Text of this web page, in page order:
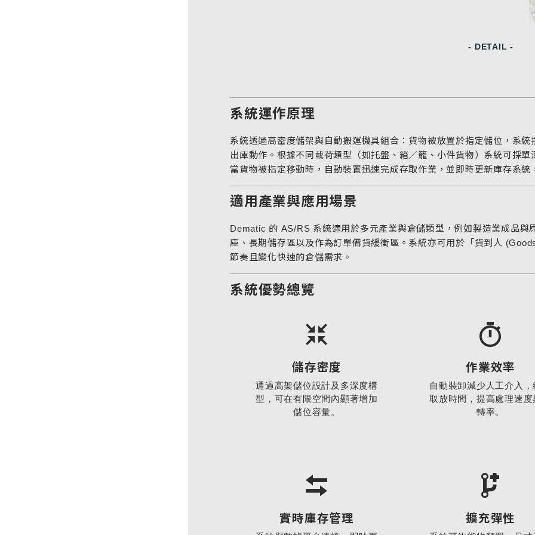
- DETAIL -
系統運作原理
系統透過高密度儲架與自動搬運機具組合：貨物被放置於指定儲位，系
出庫動作。根據不同載荷類型（如托盤、箱／籠、小件貨物）系統可採
當貨物被指定移動時，自動裝置迅速完成存取作業，並即時更新庫存系
適用產業與應用場景
Dematic 的 AS/RS 系統適用於多元產業與倉儲類型，例如製造業成品
庫、長期儲存區以及作為訂單備貨緩衝區。系統亦可用於「貨到人
節奏且變化快速的倉儲需求。
系統優勢總覽
儲存密度
通過高架儲位設計及多深度構
型，可在有限空間內顯著增加
儲位容量。
作業效率
自動裝卸減少人工介入
取放時間，提高處理速
轉率。
實時庫存管理 擴充彈性